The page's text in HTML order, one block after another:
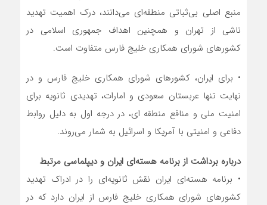
منبع اصلی بی‌ثباتی منطقه‌ای می‌دانند، درک اهمیت تهدید
ناشی از تهران و همچنین اهداف جمهوری اسلامی در
کشور‌های شورای همکاری خلیج فارس متفاوت است.
• برای ایران، کشور‌های شورای همکاری خلیج فارس و در
نهایت تنها عربستان سعودی و امارات، تهدیدی ثانویه برای
امنیت ملی و منافع منطقه ای، در درجه اول به دلیل روابط
دفاعی و امنیتی با آمریکا و اسرائیل به شمار می‌روند.
درباره برداشت از برنامه هسته‌ای ایران و دیپلماسی مرتبط
• برنامه هسته‌ای ایران نقش ثانویه‌ای را در ادراک تهدید
کشور‌های شورای همکاری خلیج فارس از ایران دارد که در